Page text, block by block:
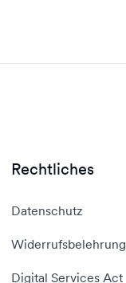
Rechtliches
Datenschutz
Widerrufsbelehrung
Digital Services Act